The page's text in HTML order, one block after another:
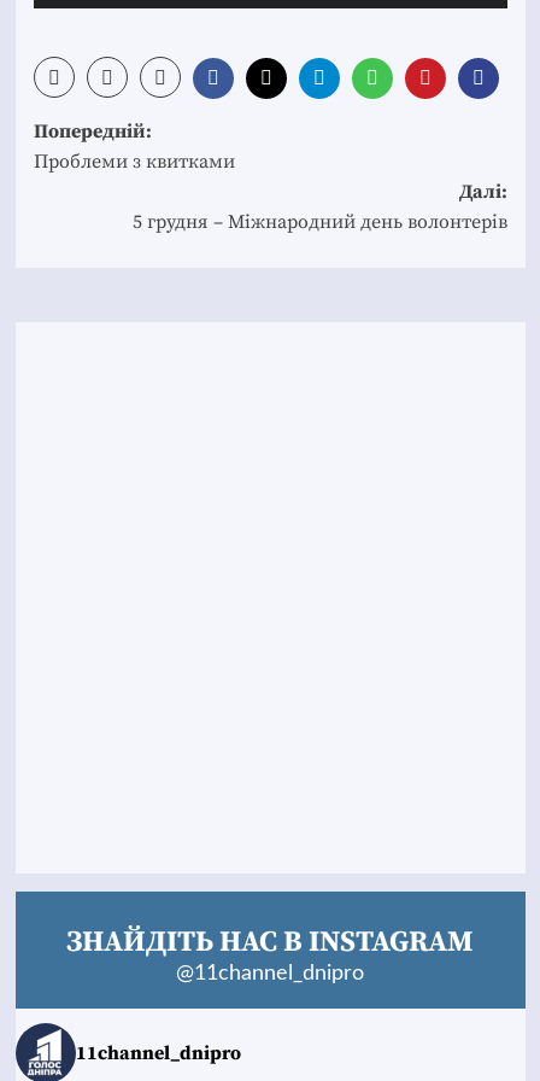
Post
navigation
Попередній:
Проблеми з квитками
Далі:
5 грудня – Міжнародний день волонтерів
ЗНАЙДІТЬ НАС В INSTAGRAM
@11channel_dnipro
11channel_dnipro